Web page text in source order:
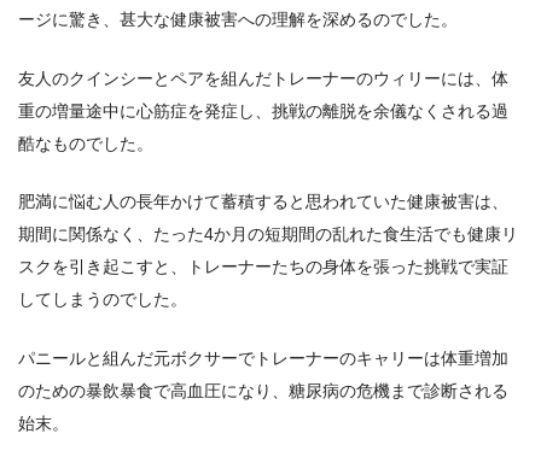
ージに驚き、甚大な健康被害への理解を深めるのでした。
友人のクインシーとペアを組んだトレーナーのウィリーには、体
重の増量途中に心筋症を発症し、挑戦の離脱を余儀なくされる過
酷なものでした。
肥満に悩む人の長年かけて蓄積すると思われていた健康被害は、
期間に関係なく、たった4か月の短期間の乱れた食生活でも健康リ
スクを引き起こすと、トレーナーたちの身体を張った挑戦で実証
してしまうのでした。
パニールと組んだ元ボクサーでトレーナーのキャリーは体重増加
のための暴飲暴食で高血圧になり、糖尿病の危機まで診断される
始末。